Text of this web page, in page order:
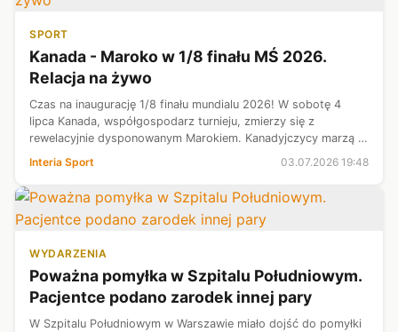
SPORT
Kanada - Maroko w 1/8 finału MŚ 2026.
Relacja na żywo
Czas na inaugurację 1/8 finału mundialu 2026! W sobotę 4
lipca Kanada, współgospodarz turnieju, zmierzy się z
rewelacyjnie dysponowanym Marokiem. Kanadyjczycy marzą o
zadanie przeciwko ekipie...
Interia Sport 03.07.2026 19:48
WYDARZENIA
Poważna pomyłka w Szpitalu Południowym.
Pacjentce podano zarodek innej pary
W Szpitalu Południowym w Warszawie miało dojść do pomyłki